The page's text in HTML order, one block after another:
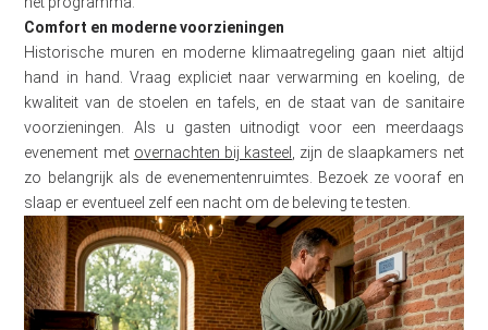
Comfort en moderne voorzieningen
Historische muren en moderne klimaatregeling gaan niet altijd
hand in hand. Vraag expliciet naar verwarming en koeling, de
kwaliteit van de stoelen en tafels, en de staat van de sanitaire
voorzieningen. Als u gasten uitnodigt voor een meerdaags
evenement met overnachten bij kasteel , zijn de slaapkamers net
zo belangrijk als de evenementenruimtes. Bezoek ze vooraf en
slaap er eventueel zelf een nacht om de beleving te testen.